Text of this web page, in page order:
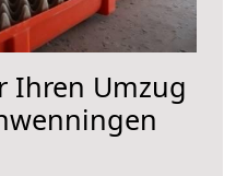
Ihren Umzug